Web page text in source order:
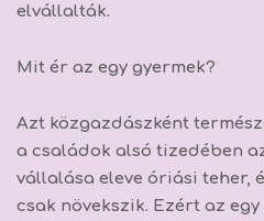
elvállalták.
Mit ér az egy gyermek?
Azt közgazdászként
a családok alsó tizedében
vállalása eleve óriási teher,
csak növekszik. Ezért az